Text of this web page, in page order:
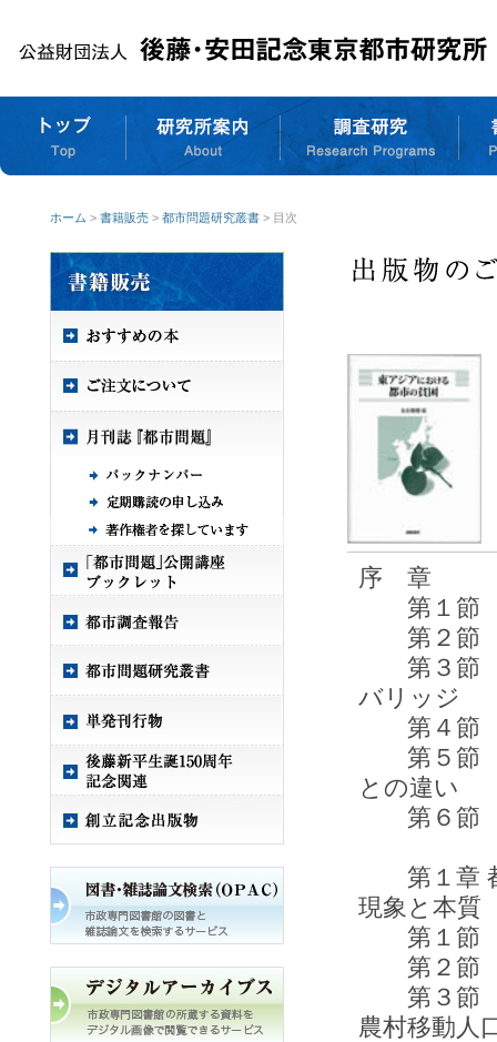
ホーム > 書籍販売 > 都市問題研究叢書 > 目次
序 章
第１節 経
第２節
第３節 日
バリッジ
第４節 日
第５節 ヨ
との違い
第６節
第１章 都
現象と本質
第１節
第２節
第３節 な
農村移動人